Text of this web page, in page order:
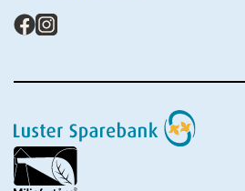
Luster
Sparebank